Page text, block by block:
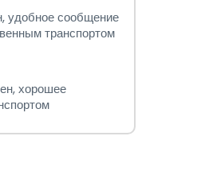
удобное сообщение
транспортом
хорошее